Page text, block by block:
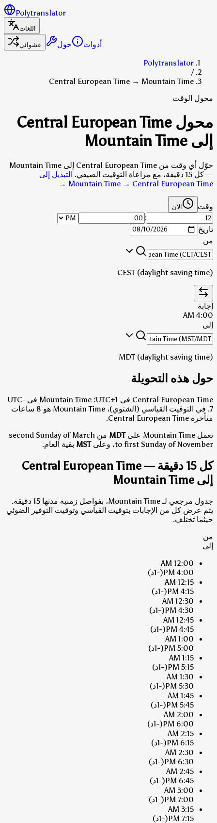
Polytranslator
اللغات
عشوائي
أدوات
حول
Polytranslator
/
Central European Time → Mountain Time
محول الوقت
محول Central European Time
إلى Mountain Time
حوّل أي وقت من Central European Time إلى Mountain Time
— كل 15 دقيقة، مع مراعاة التوقيت الصيفي.
التبديل إلى
Mountain Time → Central European Time
→
وقت الآن
:
تاريخ
من
CEST (daylight saving time)
إجابة
4:00 AM
إلى
MDT (daylight saving time)
حول هذه التحويلة
Central European Time في UTC+1؛ Mountain Time في UTC-
7.
في التوقيت القياسي (الشتوي)، Mountain Time هو 8 ساعات
متأخرة Central European Time.
تعمل Mountain Time على
MDT
من second Sunday of March
to first Sunday of November، وعلى
MST بقية العام.
كل 15 دقيقة — Central European Time
إلى Mountain Time
جدول مرجعي لـ Mountain Time، بفواصل زمنية مدتها 15 دقيقة.
يتم عرض كل من الإجابات بتوقيت القياسي وتوقيت التوفير الضوئي
حيثما تختلف.
من
إلى
12:00 AM
4:00 PM
(-1د)
12:15 AM
4:15 PM
(-1د)
12:30 AM
4:30 PM
(-1د)
12:45 AM
4:45 PM
(-1د)
1:00 AM
5:00 PM
(-1د)
1:15 AM
5:15 PM
(-1د)
1:30 AM
5:30 PM
(-1د)
1:45 AM
5:45 PM
(-1د)
2:00 AM
6:00 PM
(-1د)
2:15 AM
6:15 PM
(-1د)
2:30 AM
6:30 PM
(-1د)
2:45 AM
6:45 PM
(-1د)
3:00 AM
7:00 PM
(-1د)
3:15 AM
7:15 PM
(-1د)